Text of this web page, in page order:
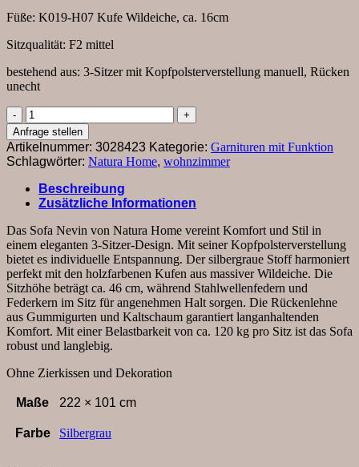
Füße: K019-H07 Kufe Wildeiche, ca. 16cm
Sitzqualität: F2 mittel
bestehend aus: 3-Sitzer mit Kopfpolsterverstellung manuell, Rücken
unecht
Sofa
Nevin
-
3-
Sitzer
inkl.
Kopfpolsterverstellung,
Stoff,
Silbergrau
Menge
Anfrage stellen
Artikelnummer: 3028423 Kategorie: Garnituren mit Funktion
Schlagwörter: Natura Home, wohnzimmer
Beschreibung
Zusätzliche Informationen
Das Sofa Nevin von Natura Home vereint Komfort und Stil in
einem eleganten 3-Sitzer-Design. Mit seiner Kopfpolsterverstellung
bietet es individuelle Entspannung. Der silbergraue Stoff harmoniert
perfekt mit den holzfarbenen Kufen aus massiver Wildeiche. Die
Sitzhöhe beträgt ca. 46 cm, während Stahlwellenfedern und
Federkern im Sitz für angenehmen Halt sorgen. Die Rückenlehne
aus Gummigurten und Kaltschaum garantiert langanhaltenden
Komfort. Mit einer Belastbarkeit von ca. 120 kg pro Sitz ist das Sofa
robust und langlebig.
Ohne Zierkissen und Dekoration
Maße 222 × 101 cm
Farbe Silbergrau